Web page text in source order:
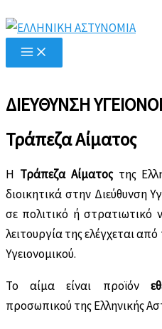
Μετάβαση
στο
περιεχόμενο
ΔΙΕΥΘΥΝΣΗ
Τράπεζα Αίματος
Η Τράπεζα Αίματοςτης
διοικητικά στην Διεύθυνση
σε πολιτικό ή στρατιωτικό
λειτουργία της ελέγχεται
Υγειονομικού.
Το αίµα είναι προϊόν
προσωπικού της Ελληνικής